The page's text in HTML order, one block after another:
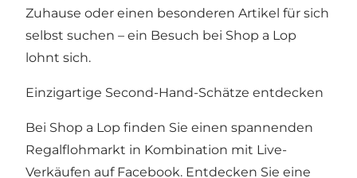
Zuhause oder einen besonderen Artikel für sich
selbst suchen – ein Besuch bei Shop a Lop
lohnt sich.
Einzigartige Second-Hand-Schätze entdecken
Bei Shop a Lop finden Sie einen spannenden
Regalflohmarkt in Kombination mit Live-
Verkäufen auf Facebook. Entdecken Sie eine